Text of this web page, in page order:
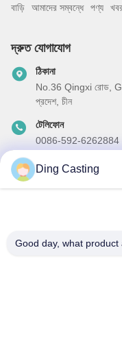
বাড়ি আমাদের সম্বন্ধে পণ্য
দ্রুত যোগাযোগ
ঠিকানা
No.36 Qingxi রোড,
প্রদেশ, চীন
টেলিফোন
0086-592-6262884
ই-মেইল
আমাদের নিউজলেটার
Ding Casting
Good day, what